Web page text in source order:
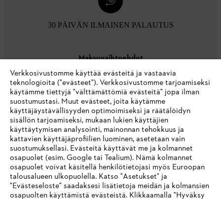
30 PÄIVÄN ILMAINEN PALAUTUS
Maksuvaihtoehdot
Yritys
STIHL FAQ
Verkkosivustomme käyttää evästeitä ja vastaavia
teknologioita ("evästeet"). Verkkosivustomme tarjoamiseksi
käytämme tiettyjä "välttämättömiä evästeitä" jopa ilman
suostumustasi. Muut evästeet, joita käytämme
käyttäjäystävällisyyden optimoimiseksi ja räätälöidyn
sisällön tarjoamiseksi, mukaan lukien käyttäjien
käyttäytymisen analysointi, mainonnan tehokkuus ja
kattavien käyttäjäprofiilien luominen, asetetaan vain
suostumuksellasi. Evästeitä käyttävät me ja kolmannet
osapuolet (esim. Google tai Tealium). Nämä kolmannet
osapuolet voivat käsitellä henkilötietojasi myös Euroopan
talousalueen ulkopuolella. Katso "Asetukset" ja
"Evästeseloste" saadaksesi lisätietoja meidän ja kolmansien
osapuolten käyttämistä evästeistä. Klikkaamalla "Hyväksy